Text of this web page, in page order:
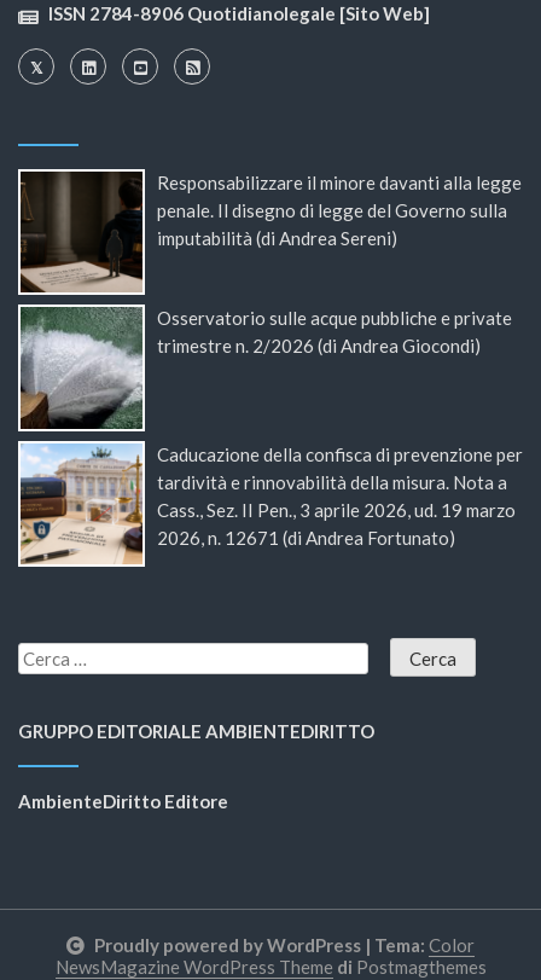
ISSN 2784-8906 Quotidianolegale [Sito Web]
Responsabilizzare il minore davanti alla legge
penale. Il disegno di legge del Governo sulla
imputabilità (di Andrea Sereni)
Osservatorio sulle acque pubbliche e private
trimestre n. 2/2026 (di Andrea Giocondi)
Caducazione della confisca di prevenzione per
tardività e rinnovabilità della misura. Nota a
Cass., Sez. II Pen., 3 aprile 2026, ud. 19 marzo
2026, n. 12671 (di Andrea Fortunato)
GRUPPO EDITORIALE AMBIENTEDIRITTO
AmbienteDiritto Editore
Proudly powered by WordPress | Tema: Color
NewsMagazine WordPress Theme di Postmagthemes